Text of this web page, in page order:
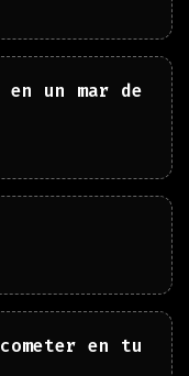
en un mar de
en tu